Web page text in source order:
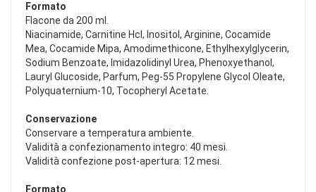
Formato
Flacone da 200 ml.
Niacinamide, Carnitine Hcl, Inositol, Arginine, Cocamide
Mea, Cocamide Mipa, Amodimethicone, Ethylhexylglycerin,
Sodium Benzoate, Imidazolidinyl Urea, Phenoxyethanol,
Lauryl Glucoside, Parfum, Peg-55 Propylene Glycol Oleate,
Polyquaternium-10, Tocopheryl Acetate.
Conservazione
Conservare a temperatura ambiente.
Validità a confezionamento integro: 40 mesi.
Validità confezione post-apertura: 12 mesi.
Formato